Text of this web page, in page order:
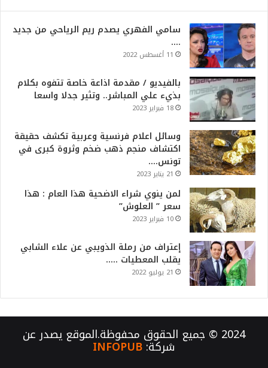
سامي الفهري يصدم ريم الرياحي من جديد
….
11 أغسطس 2022
بالفيديو / مقدمة اذاعة خاصة تتفوه بكلام
بذيء علي المباشر.. وتثير جدلا واسعا
18 فبراير 2023
وسائل اعلام فرنسية وعربية تكشف حقيقة
اكتشاف منجم ذهب ضخم وثروة كبرى في
تونس….
21 يناير 2023
لمن ينوي شراء الاضحية هذا العام : هذا
سعر ” العلوش”
10 فبراير 2023
إعتراف من رملة الذويبي عن علاء الشابي
يقلب المعطيات …..
21 يوليو 2022
2024 © جميع الحقوق محفوظة.الموقع يصدر عن
شركة:INFOPUB